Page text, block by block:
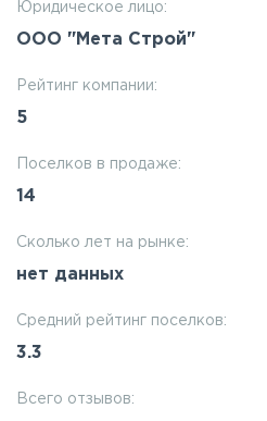
Юридическое лицо:
ООО "Мета Строй"
Рейтинг компании:
5
Поселков в продаже:
14
Сколько лет на рынке:
нет данных
Средний рейтинг поселков:
3.3
Всего отзывов: